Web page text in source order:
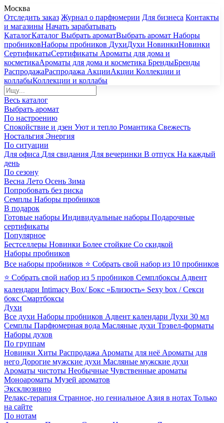
Москва
Отследить заказ Журнал о парфюмерии Для бизнеса Контакты
и магазины Начать зарабатывать
КаталогКаталог Выбрать ароматВыбрать аромат Наборы
пробниковНаборы пробников ДухиДухи НовинкиНовинки
СертификатыСертификаты Ароматы для дома и
косметикаАроматы для дома и косметика БрендыБренды
РаспродажаРаспродажа АкцииАкции Коллекции и
коллабыКоллекции и коллабы
Весь каталог
Выбрать аромат
По настроению
Спокойствие и дзен Уют и тепло Романтика Свежесть
Ностальгия Энергия
По ситуации
Для офиса Для свидания Для вечеринки В отпуск На каждый
день
По сезону
Весна Лето Осень Зима
Попробовать без риска
Семплы Наборы пробников
В подарок
Готовые наборы Индивидуальные наборы Подарочные
сертификаты
Популярное
Бестселлеры Новинки Более стойкие Со скидкой
Наборы пробников
Все наборы пробников ⭐ Собрать свой набор из 10 пробников
⭐ Собрать свой набор из 5 пробников Семплбоксы Адвент
календари Intimacy Box/ Бокс «Близость» Sexy box / Секси
бокс Смартбоксы
Духи
Все духи Наборы пробников Адвент календари Духи 30 мл
Семплы Парфюмерная вода Масляные духи Трэвел-форматы
Наборы духов
По группам
Новинки Хиты Распродажа Ароматы для неё Ароматы для
него Дорогие мужские духи Масляные мужские духи
Ароматы чистоты Необычные Чувственные ароматы
Моноароматы Музей ароматов
Эксклюзивно
Релакс-терапия Странное, но гениальное Азия в нотах Только
на сайте
По нотам